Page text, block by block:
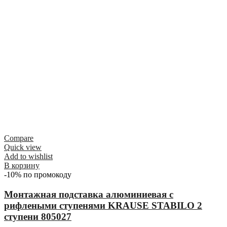
Compare
Quick view
Add to wishlist
В корзину
-10% по промокоду
Монтажная подставка алюминиевая с
рифлеными ступенями KRAUSE STABILO 2
ступени 805027